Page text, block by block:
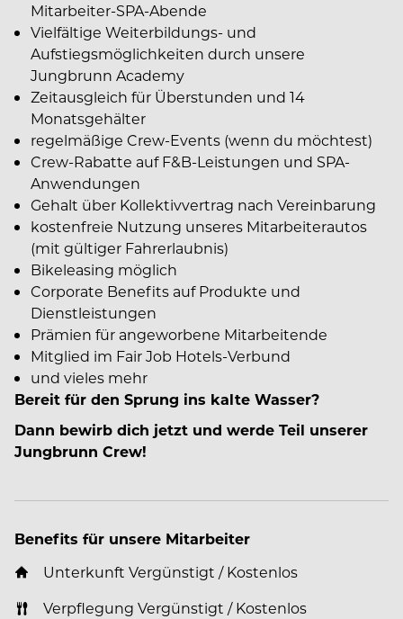
Mitarbeiter-SPA-Abende
Vielfältige Weiterbildungs- und
Aufstiegsmöglichkeiten durch unsere
Jungbrunn Academy
Zeitausgleich für Überstunden und 14
Monatsgehälter
regelmäßige Crew-Events (wenn du möchtest)
Crew-Rabatte auf F&B-Leistungen und SPA-
Anwendungen
Gehalt über Kollektivvertrag nach Vereinbarung
kostenfreie Nutzung unseres Mitarbeiterautos
(mit gültiger Fahrerlaubnis)
Bikeleasing möglich
Corporate Benefits auf Produkte und
Dienstleistungen
Prämien für angeworbene Mitarbeitende
Mitglied im Fair Job Hotels-Verbund
und vieles mehr
Bereit für den Sprung ins kalte Wasser?
Dann bewirb dich jetzt und werde Teil unserer
Jungbrunn Crew!
Benefits für unsere Mitarbeiter
Unterkunft Vergünstigt / Kostenlos
Verpflegung Vergünstigt / Kostenlos